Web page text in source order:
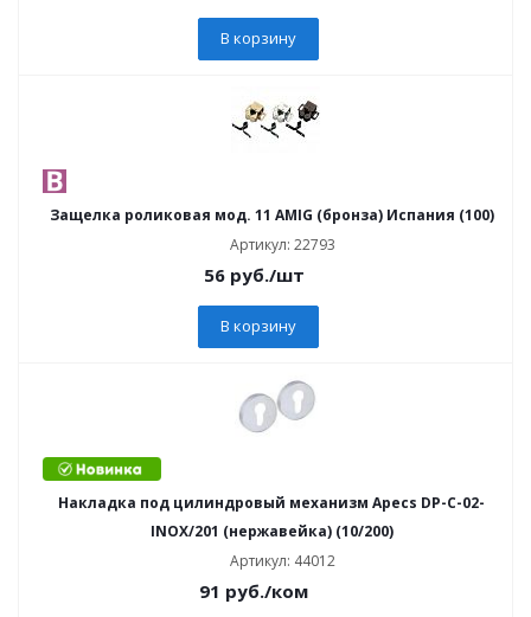
В корзину
Защелка роликовая мод. 11 AMIG (бронза) Испания (100)
Артикул: 22793
56руб./шт
В корзину
Накладка под цилиндровый механизм Apecs DP-C-02-
INOX/201 (нержавейка) (10/200)
Артикул: 44012
91 руб./ком